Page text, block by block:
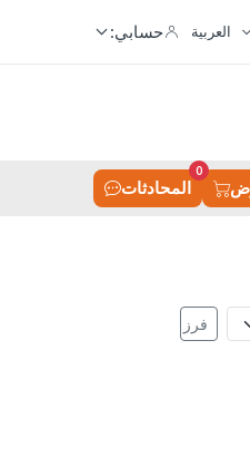
العربية حسابي:
المحادثات
0
فرز